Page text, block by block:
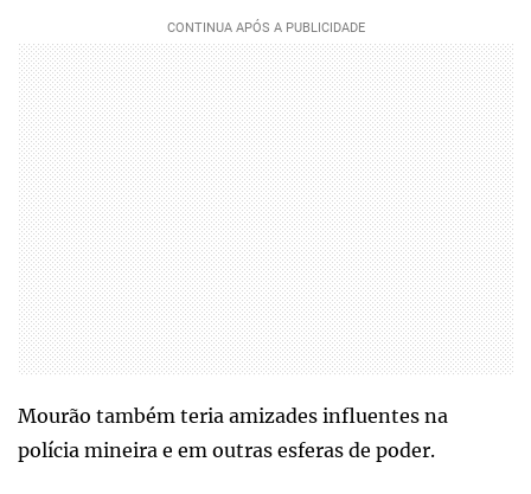
Mourão também teria amizades influentes na
polícia mineira e em outras esferas de poder.